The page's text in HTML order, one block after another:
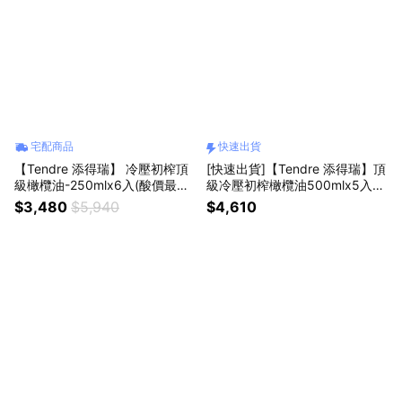
宅配商品
【Tendre 添得瑞】 冷壓初榨頂
級橄欖油-250mlx6入(酸價最低
0.15/生飲首選)
$3,480 $5,940
快速出貨
[快速出貨]【Tendre 添得瑞】頂
級冷壓初榨橄欖油500mlx5入禮
盒(酸價最低0.15/生飲首選)
$4,610